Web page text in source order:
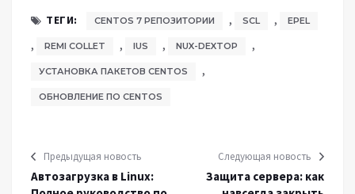
ТЕГИ: CENTOS 7 РЕПОЗИТОРИИ , SCL , EPEL
, REMI COLLET , IUS , NUX-DEXTOP ,
УСТАНОВКА ПАКЕТОВ CENTOS ,
ОБНОВЛЕНИЕ ПО CENTOS
Предыдущая новость
Автозагрузка в Linux:
Следующая новость
Защита сервера: как